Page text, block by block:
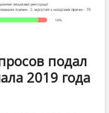
подал
2019 года